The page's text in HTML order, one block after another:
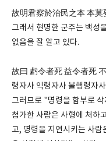
故明君察於治民之本 本莫
그래서 현명한 군주는 백성
없음을 잘 알고 있다.
故曰 虧令者死 益令者死
령자사 익령자사 불행령자
그러므로 "명령을 함부로
첨가한 사람은 사형에 처하
고, 명령을 지연시키는 사람